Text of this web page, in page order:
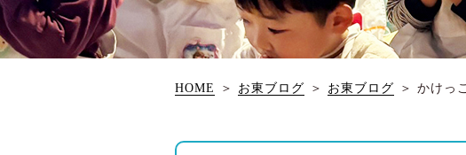
HOME ＞ お東ブログ ＞ お東ブログ ＞ かけっ